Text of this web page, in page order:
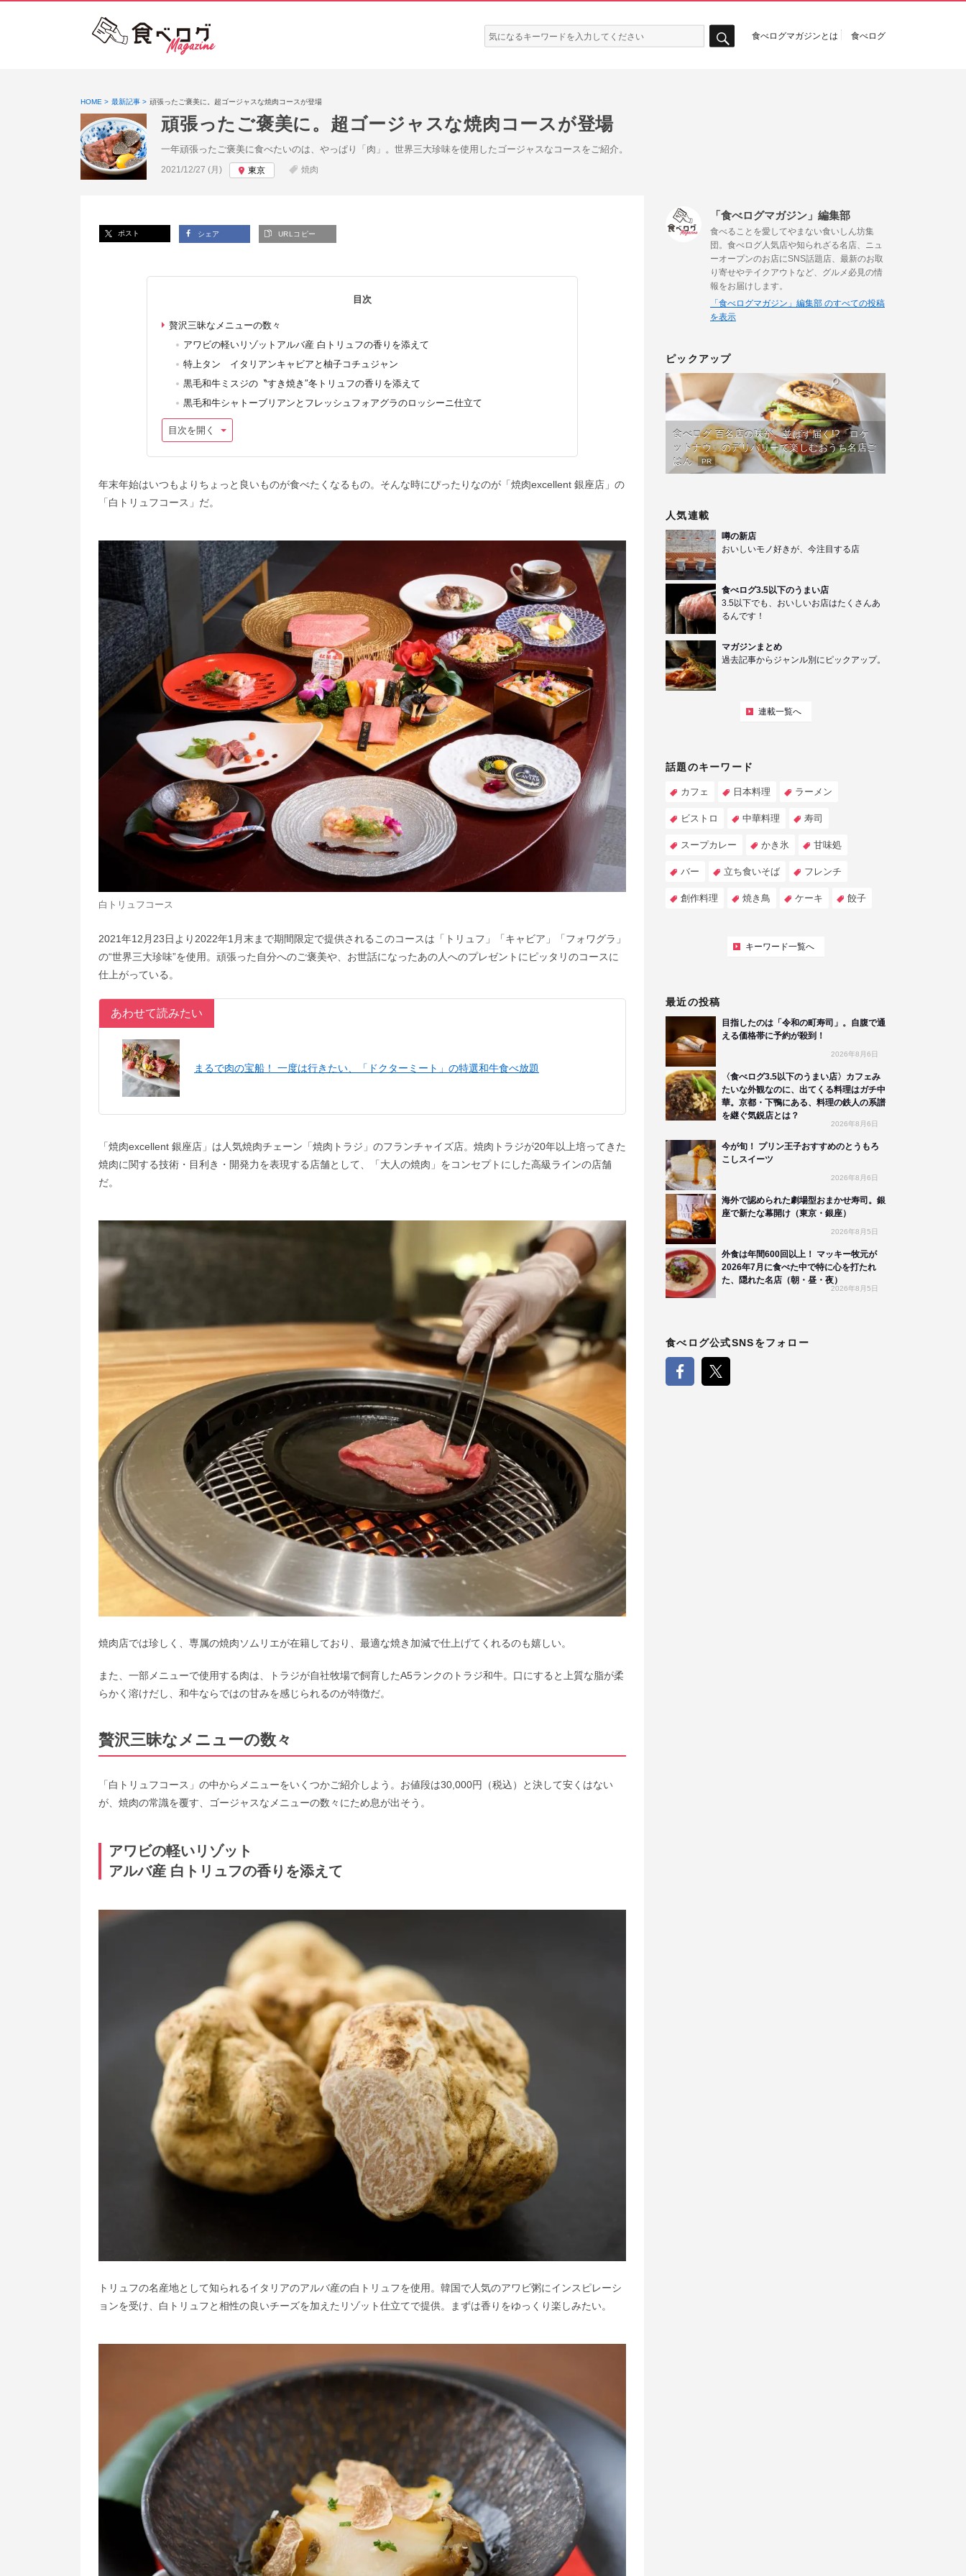
検
索:
食べログマガジンとは 食べログ
HOME 最新記事 頑張ったご褒美に。超ゴージャスな焼肉コースが登場
頑張ったご褒美に。超ゴージャスな焼肉コースが登場
一年頑張ったご褒美に食べたいのは、やっぱり「肉」。世界三大珍味を使用したゴージャスなコースをご紹介。
投稿日:
2021/12/27 (月) 東京 焼肉
ポスト シェア URLコピー
目次
贅沢三昧なメニューの数々
アワビの軽いリゾットアルバ産 白トリュフの香りを添えて
特上タン イタリアンキャビアと柚子コチュジャン
黒毛和牛ミスジの〝すき焼き″冬トリュフの香りを添えて
黒毛和牛シャトーブリアンとフレッシュフォアグラのロッシーニ仕立て
目次を開く
年末年始はいつもよりちょっと良いものが食べたくなるもの。そんな時にぴったりなのが「焼肉excellent 銀座店」の
「白トリュフコース」だ。
白トリュフコース
2021年12月23日より2022年1月末まで期間限定で提供されるこのコースは「トリュフ」「キャビア」「フォワグラ」
の“世界三大珍味”を使用。頑張った自分へのご褒美や、お世話になったあの人へのプレゼントにピッタリのコースに
仕上がっている。
あわせて読みたい
まるで肉の宝船！ 一度は行きたい、「ドクターミート」の特選和牛食べ放題
「焼肉excellent 銀座店」は人気焼肉チェーン「焼肉トラジ」のフランチャイズ店。焼肉トラジが20年以上培ってきた
焼肉に関する技術・目利き・開発力を表現する店舗として、「大人の焼肉」をコンセプトにした高級ラインの店舗
だ。
焼肉店では珍しく、専属の焼肉ソムリエが在籍しており、最適な焼き加減で仕上げてくれるのも嬉しい。
また、一部メニューで使用する肉は、トラジが自社牧場で飼育したA5ランクのトラジ和牛。口にすると上質な脂が柔
らかく溶けだし、和牛ならではの甘みを感じられるのが特徴だ。
贅沢三昧なメニューの数々
「白トリュフコース」の中からメニューをいくつかご紹介しよう。お値段は30,000円（税込）と決して安くはない
が、焼肉の常識を覆す、ゴージャスなメニューの数々にため息が出そう。
アワビの軽いリゾット
アルバ産 白トリュフの香りを添えて
トリュフの名産地として知られるイタリアのアルバ産の白トリュフを使用。韓国で人気のアワビ粥にインスピレーシ
ョンを受け、白トリュフと相性の良いチーズを加えたリゾット仕立てで提供。まずは香りをゆっくり楽しみたい。
「食べログマガジン」編集部
食べることを愛してやまない食いしん坊集
団。食べログ人気店や知られざる名店、ニュ
ーオープンのお店にSNS話題店、最新のお取
り寄せやテイクアウトなど、グルメ必見の情
報をお届けします。
「食べログマガジン」編集部 のすべての投稿
を表示
ピックアップ
食べログ 百名店の味が、並ばず届く!?「ロケ
ットナウ」のデリバリーで楽しむおうち名店ご
はん
PR
人気連載
噂の新店
おいしいモノ好きが、今注目する店
食べログ3.5以下のうまい店
3.5以下でも、おいしいお店はたくさんあ
るんです！
マガジンまとめ
過去記事からジャンル別にピックアップ。
連載一覧へ
話題のキーワード
カフェ 日本料理 ラーメン
ビストロ 中華料理 寿司
スープカレー かき氷 甘味処
バー 立ち食いそば フレンチ
創作料理 焼き鳥 ケーキ 餃子
キーワード一覧へ
最近の投稿
目指したのは「令和の町寿司」。自腹で通
える価格帯に予約が殺到！
2026年8月6日
〈食べログ3.5以下のうまい店〉カフェみ
たいな外観なのに、出てくる料理はガチ中
華。京都・下鴨にある、料理の鉄人の系譜
を継ぐ気鋭店とは？
2026年8月6日
今が旬！ プリン王子おすすめのとうもろ
こしスイーツ
2026年8月6日
海外で認められた劇場型おまかせ寿司。銀
座で新たな幕開け（東京・銀座）
2026年8月5日
外食は年間600回以上！ マッキー牧元が
2026年7月に食べた中で特に心を打たれ
た、隠れた名店（朝・昼・夜）
2026年8月5日
食べログ公式SNSをフォロー